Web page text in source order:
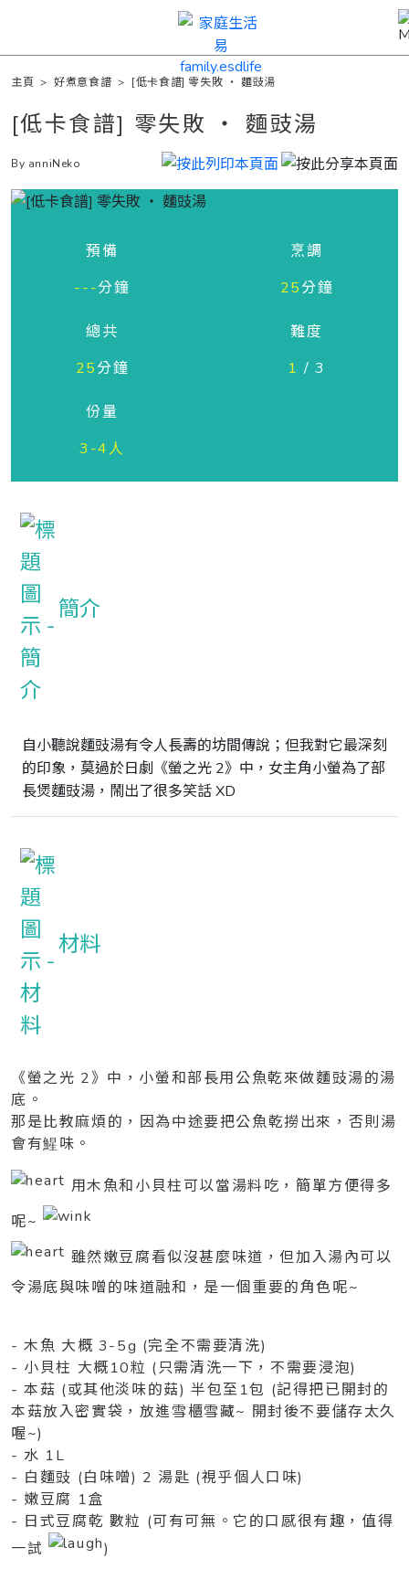
主頁 >好煮意食譜 > [低卡食譜] 零失敗 ‧ 麵豉湯
[低卡食譜] 零失敗 ‧ 麵豉湯
By anniNeko
預備
---分鐘
烹調
25分鐘
總共
25分鐘
難度
1 / 3
份量
3-4人
簡介
自小聽說麵豉湯有令人長壽的坊間傳說；但我對它最深刻
的印象，莫過於日劇《螢之光 2》中，女主角小螢為了部
長煲麵豉湯，鬧出了很多笑話 XD
材料
《螢之光 2》中，小螢和部長用公魚乾來做麵豉湯的湯
底。
那是比教麻煩的，因為中途要把公魚乾撈出來，否則湯
會有鯹味。
用木魚和小貝柱可以當湯料吃，簡單方便得多
呢~
雖然嫩豆腐看似沒甚麼味道，但加入湯內可以
令湯底與味噌的味道融和，是一個重要的角色呢~
- 木魚 大概 3-5g (完全不需要清洗)
- 小貝柱 大概10粒 (只需清洗一下，不需要浸泡)
- 本菇 (或其他淡味的菇) 半包至1包 (記得把已開封的
本菇放入密實袋，放進雪櫃雪藏~ 開封後不要儲存太久
喔~)
- 水 1L
- 白麵豉 (白味噌) 2 湯匙 (視乎個人口味)
- 嫩豆腐 1盒
- 日式豆腐乾 數粒 (可有可無。它的口感很有趣，值得
一試
)